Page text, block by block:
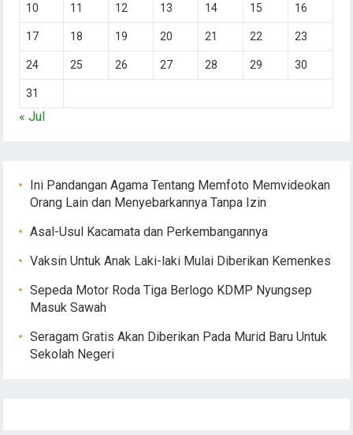
10 11 12 13 14 15 16
17 18 19 20 21 22 23
24 25 26 27 28 29 30
31
« Jul
Ini Pandangan Agama Tentang Memfoto Memvideokan
Orang Lain dan Menyebarkannya Tanpa Izin
Asal-Usul Kacamata dan Perkembangannya
Vaksin Untuk Anak Laki-laki Mulai Diberikan Kemenkes
Sepeda Motor Roda Tiga Berlogo KDMP Nyungsep
Masuk Sawah
Seragam Gratis Akan Diberikan Pada Murid Baru Untuk
Sekolah Negeri